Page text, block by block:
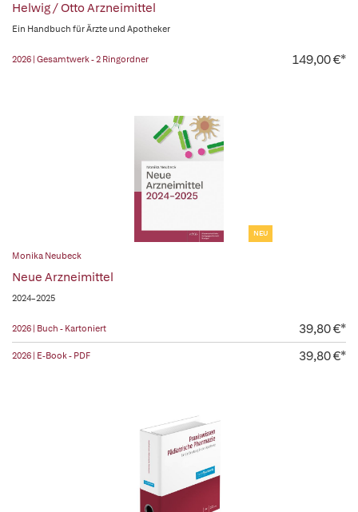
Helwig / Otto Arzneimittel
Ein Handbuch für Ärzte und Apotheker
2026 | Gesamtwerk - 2 Ringordner 149,00 €*
NEU
Monika Neubeck
Neue Arzneimittel
2024–2025
2026 | Buch - Kartoniert 39,80 €*
2026 | E-Book - PDF 39,80 €*